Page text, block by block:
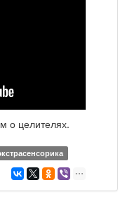
о целителях.